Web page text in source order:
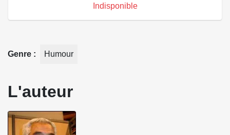
Indisponible
Genre Humour
L'auteur